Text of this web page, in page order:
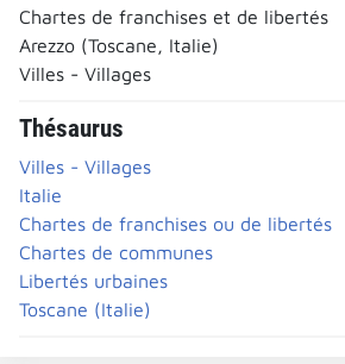
Chartes de franchises et de libertés
Arezzo (Toscane, Italie)
Villes - Villages
Thésaurus
Villes - Villages
Italie
Chartes de franchises ou de libertés
Chartes de communes
Libertés urbaines
Toscane (Italie)